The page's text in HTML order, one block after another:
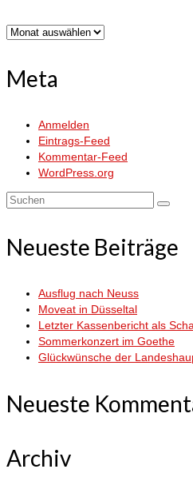
Archiv
Meta
Anmelden
Eintrags-Feed
Kommentar-Feed
WordPress.org
Suchen
Neueste Beiträge
Ausflug nach Neuss
Moveat in Düsseltal
Letzter Kassenbericht als
Sommerkonzert im Goethe
Glückwünsche der
Neueste
Archiv